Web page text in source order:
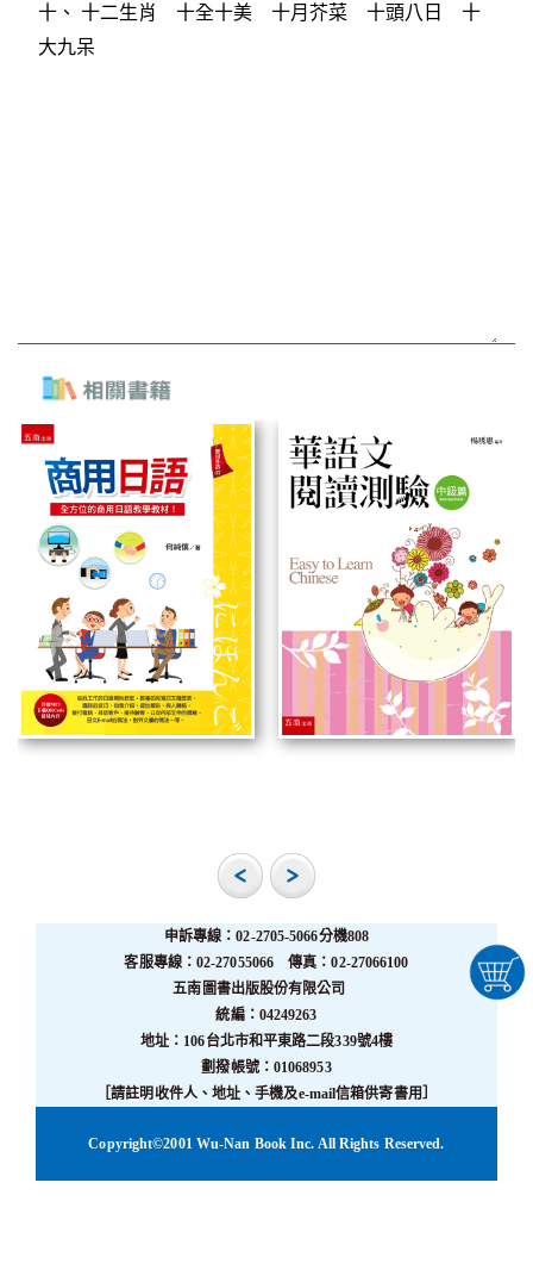
申訴專線：02-2705-5066分機808
客服專線：02-27055066 傳真：02-27066100
五南圖書出版股份有限公司
統編：04249263
地址：106台北市和平東路二段339號4樓
劃撥帳號：01068953
［請註明收件人、地址、手機及e-mail信箱供寄書用］
Copyright©2001 Wu-Nan Book Inc. All Rights Reserved.